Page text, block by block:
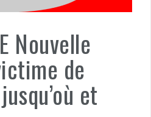
Nouvelle
de
et